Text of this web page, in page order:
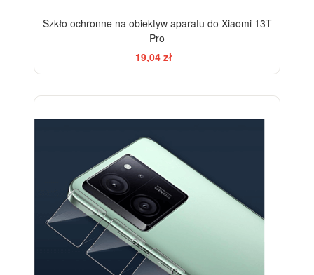
Szkło ochronne na obiektyw aparatu do Xiaomi 13T
Pro
19,04 zł